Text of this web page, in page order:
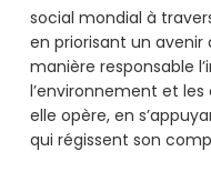
social mondial à
en priorisant un avenir
manière responsable
l’environnement et
elle opère, en
qui régissent son